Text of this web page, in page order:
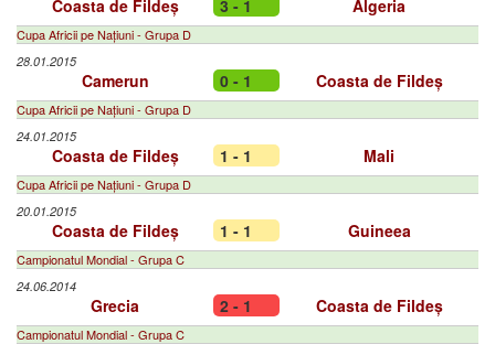
Coasta de Fildeș 3 - 1 Algeria
Cupa Africii pe Națiuni - Grupa D
28.01.2015
Camerun 0 - 1 Coasta de Fildeș
Cupa Africii pe Națiuni - Grupa D
24.01.2015
Coasta de Fildeș 1 - 1 Mali
Cupa Africii pe Națiuni - Grupa D
20.01.2015
Coasta de Fildeș 1 - 1 Guineea
Campionatul Mondial - Grupa C
24.06.2014
Grecia 2 - 1 Coasta de Fildeș
Campionatul Mondial - Grupa C